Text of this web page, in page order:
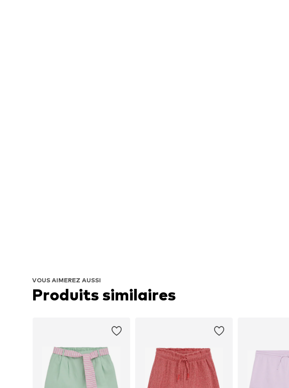
VOUS AIMEREZ AUSSI
Produits similaires